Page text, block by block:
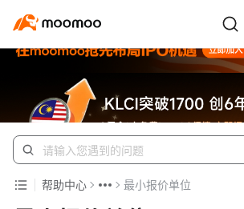
帮助中心 最小报价单位